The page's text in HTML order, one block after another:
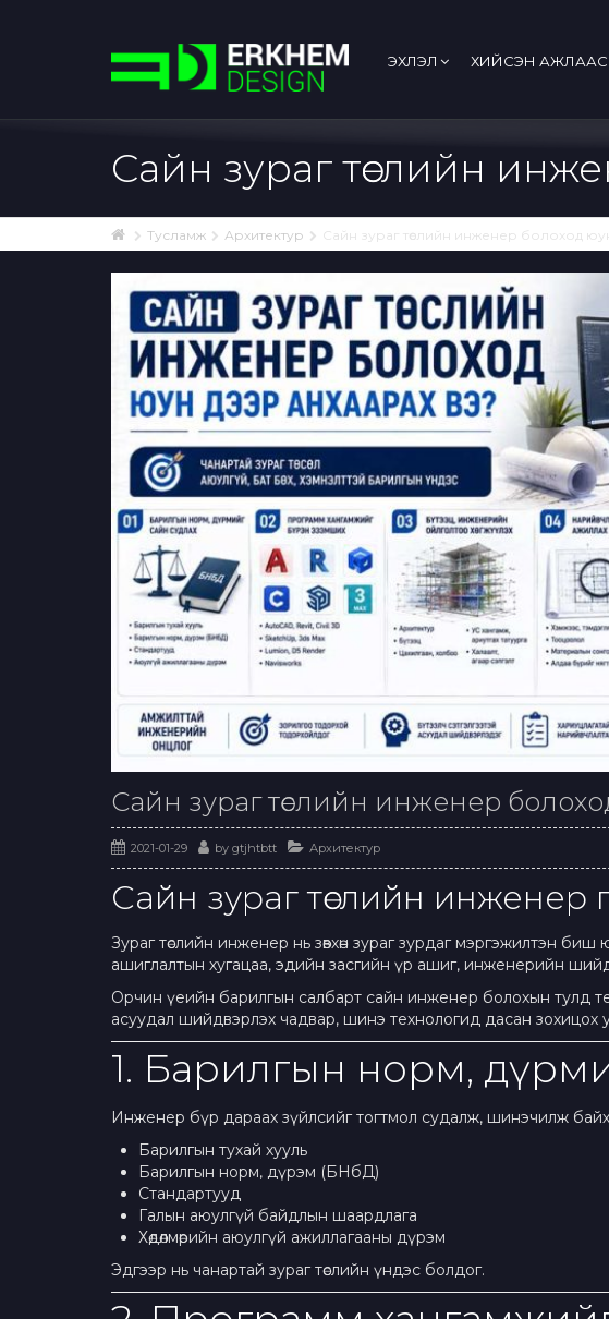
ЭХЛЭЛ ХИЙСЭН АЖЛААС
Сайн зураг төслийн
Тусламж Архитектур Сайн зураг төслийн инженер болоход
Сайн зураг төслийн инженер
2021-01-29 by gtjhtbtt Архитектур
Сайн зураг төслийн инженер
Зураг төслийн инженер нь зөвхөн зураг зурдаг мэргэжилтэн
ашиглалтын хугацаа, эдийн засгийн үр ашиг, инженерийн
Орчин үеийн барилгын салбарт сайн инженер болохын тулд
асуудал шийдвэрлэх чадвар, шинэ технологид дасан зохицох
1. Барилгын норм,
Инженер бүр дараах зүйлсийг тогтмол судалж, шинэчилж байх
Барилгын тухай хууль
Барилгын норм, дүрэм (БНбД)
Стандартууд
Галын аюулгүй байдлын шаардлага
Хөдөлмөрийн аюулгүй ажиллагааны дүрэм
Эдгээр нь чанартай зураг төслийн үндэс болдог.